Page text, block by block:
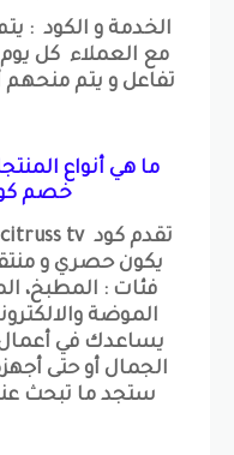
الخدمة و الكود :
مع العملاء كل يوم
تفاعل و يتم
ما هي أنواع
خصم
يكون حصري و
فئات : المطبخ،
الموضة
يساعدك في أعمال
الجمال أو حتى
ستجد ما تبحث